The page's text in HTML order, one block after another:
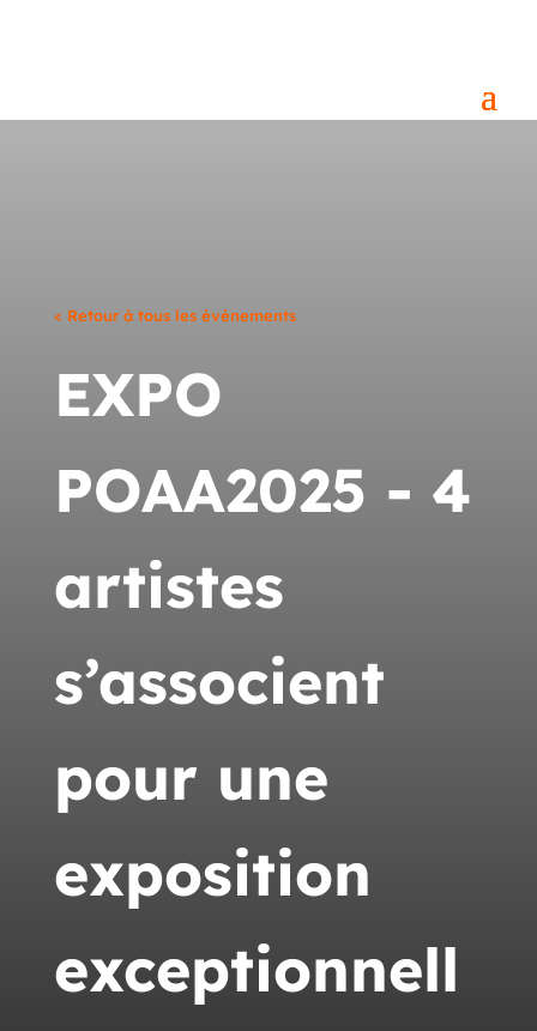
< Retour à tous les événements
EXPO
POAA2025 - 4
artistes
s’associent
pour une
exposition
exceptionnell